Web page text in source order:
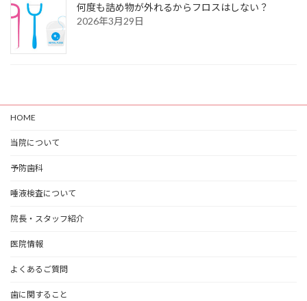
何度も詰め物が外れるからフロスはしない？
2026年3月29日
HOME
当院について
予防歯科
唾液検査について
院長・スタッフ紹介
医院情報
よくあるご質問
歯に関すること